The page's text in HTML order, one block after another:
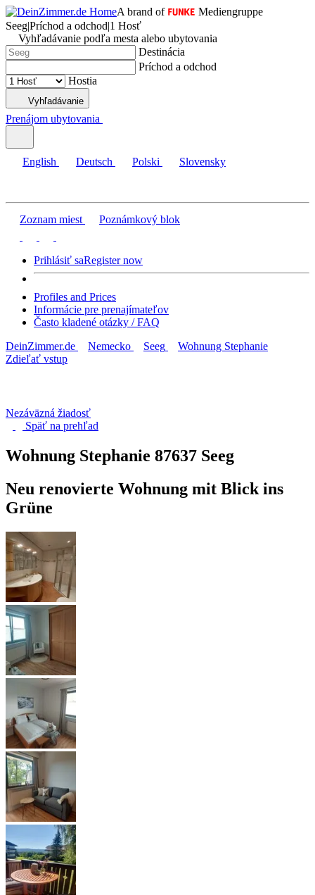
A brand of
Mediengruppe
Seeg|Príchod a odchod|1 Hosť
Vyhľadávanie podľa mesta alebo ubytovania
Destinácia
Príchod a odchod
Hostia
Vyhľadávanie
Prenájom ubytovania
English Deutsch Polski Slovensky
Zoznam miest Poznámkový blok
Prihlásiť saRegister now
Profiles and Prices
Informácie pre prenajímateľov
Často kladené otázky / FAQ
DeinZimmer.de
Nemecko Seeg
Wohnung Stephanie
Zdieľať vstup
Nezáväzná žiadosť
Späť na prehľad
Wohnung Stephanie 87637 Seeg
Neu renovierte Wohnung mit Blick ins
Grüne